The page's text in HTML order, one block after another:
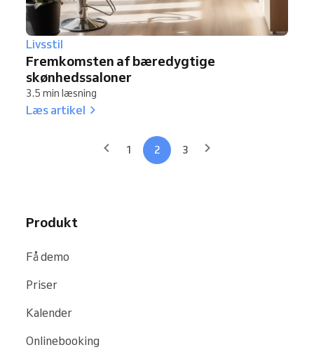
Livsstil
Fremkomsten af bæredygtige
skønhedssaloner
3.5 min læsning
Læs artikel
1 2 3
Produkt
Få demo
Priser
Kalender
Onlinebooking